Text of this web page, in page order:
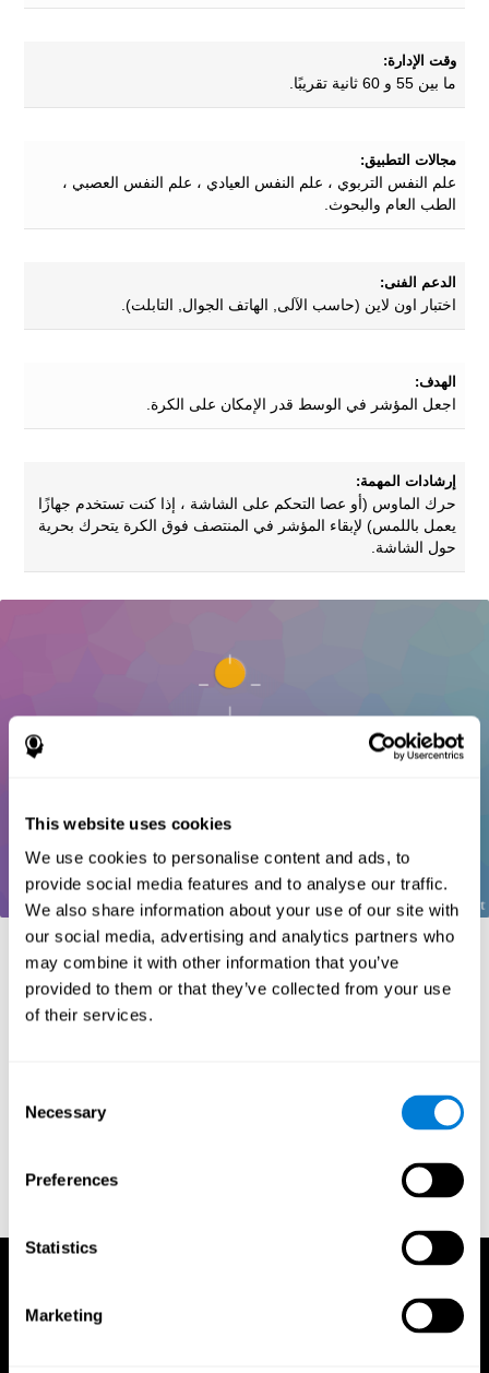
This website uses cookies
We use cookies to personalise content and ads, to
provide social media features and to analyse our traffic.
We also share information about your use of our site with
our social media, advertising and analytics partners who
may combine it with other information that you’ve
provided to them or that they’ve collected from your use
of their services.
Selection
Necessary
Preferences
Statistics
Marketing
وقت الإدارة:
ما بين 55 و 60 ثانية تقريبًا.
مجالات التطبيق:
علم النفس التربوي ، علم النفس العيادي ، علم النفس العصبي ،
الطب العام والبحوث.
الدعم الفنى:
اختبار اون لاين (حاسب الآلى, الهاتف الجوال, التابلت).
الهدف:
اجعل المؤشر في الوسط قدر الإمكان على الكرة.
إرشادات المهمة:
حرك الماوس (أو عصا التحكم على الشاشة ، إذا كنت تستخدم جهازًا
يعمل باللمس) لإبقاء المؤشر في المنتصف فوق الكرة يتحرك بحرية
حول الشاشة.
المراجع:
Greenberg, L. M., Kindschi, C. L., & Corman, C. L. (1996).
reactions. Journal of experimental psychology, 18(6), 643.
aided psychological diagnosis. JOPED, 2002, 5 (1), 41–50.